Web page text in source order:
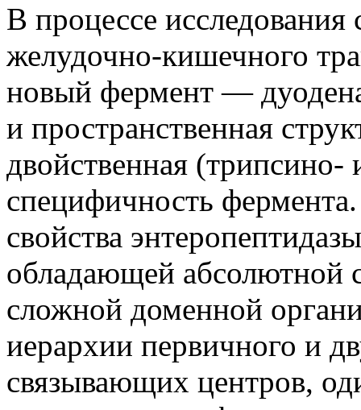
В процессе
желудочно-кишечного
новый фермент —
и пространственная
двойственная
специфичность
свойства
обладающей абсолютной
сложной доменной
иерархии первичного и
связывающих центров,